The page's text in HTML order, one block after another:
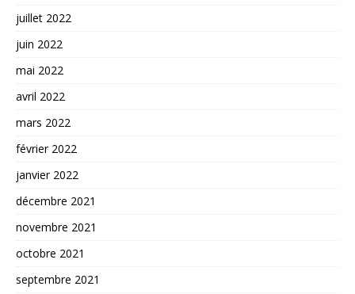
juillet 2022
juin 2022
mai 2022
avril 2022
mars 2022
février 2022
janvier 2022
décembre 2021
novembre 2021
octobre 2021
septembre 2021